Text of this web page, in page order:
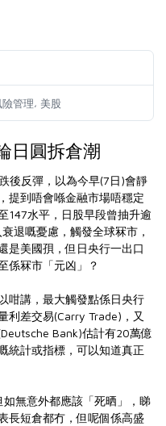
險管理, 美股
日圓拆倉潮
後反彈，以為今早(7日)會靜
提到唔會喺金融市場唔穩定
147水平，日股早段曾抽升逾
退嘅憂慮，觸發全球冧市，
是美國孭，但日央行一出口
係冧市「元凶」？
咁講，最大觸發點係日央行
利差交易(Carry Trade)，又
Bank)估計有20萬億
統計或指標，可以知道真正
無意外都應該「死晒」，睇
長短倉都冇，但呢個係高盛